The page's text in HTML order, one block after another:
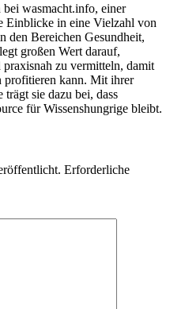
bei wasmacht.info, einer
Einblicke in eine Vielzahl von
den Bereichen Gesundheit,
großen Wert darauf,
zu vermitteln, damit
profitieren kann. Mit ihrer
sie dazu bei, dass
für Wissenshungrige bleibt.
Erforderliche